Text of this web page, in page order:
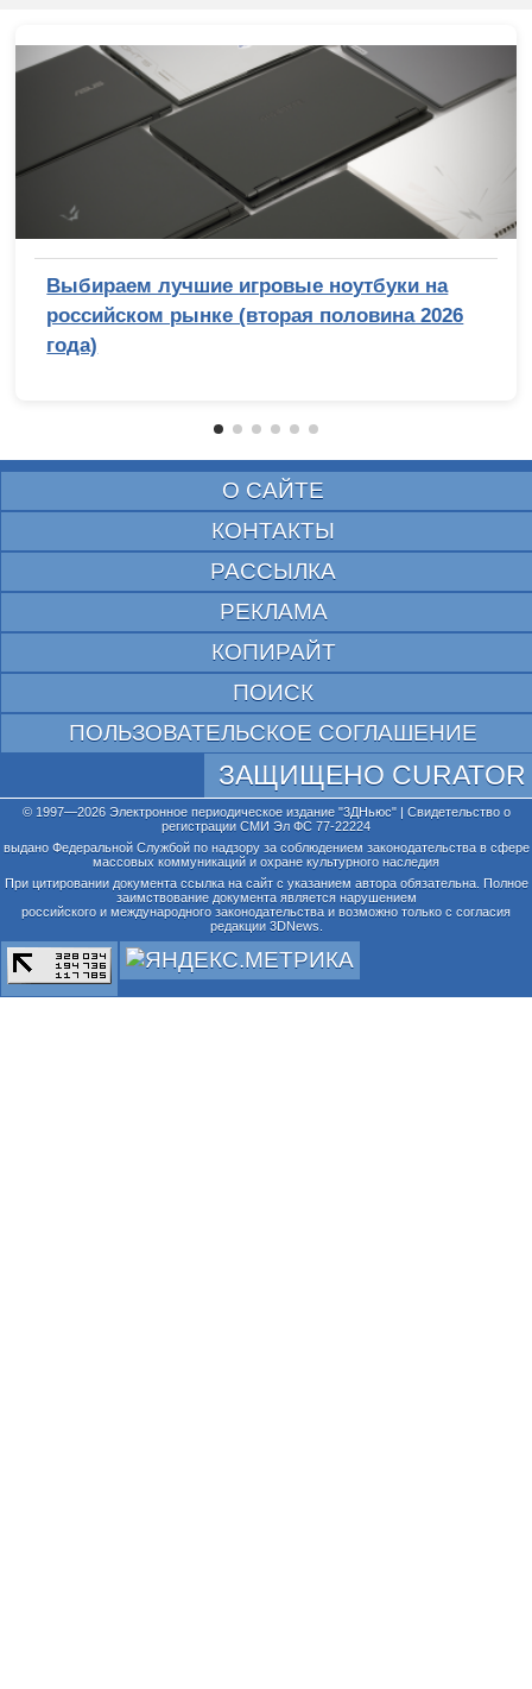
Выбираем лучшие игровые ноутбуки на
российском рынке (вторая половина 2026
года)
О САЙТЕ
КОНТАКТЫ
РАССЫЛКА
РЕКЛАМА
КОПИРАЙТ
ПОИСК
ПОЛЬЗОВАТЕЛЬСКОЕ СОГЛАШЕНИЕ
ЗАЩИЩЕНО CURATOR
© 1997—2026 Электронное периодическое издание "3ДНьюс" | Свидетельство о
регистрации СМИ Эл ФС 77-22224
выдано Федеральной Службой по надзору за соблюдением законодательства в сфере
массовых коммуникаций и охране культурного наследия
При цитировании документа ссылка на сайт с указанием автора обязательна. Полное
заимствование документа является нарушением
российского и международного законодательства и возможно только с согласия
редакции 3DNews.